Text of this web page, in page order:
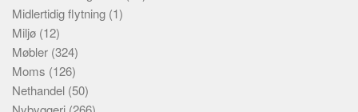
Midlertidig flytning (1)
Miljø (12)
Møbler (324)
Moms (126)
Nethandel (50)